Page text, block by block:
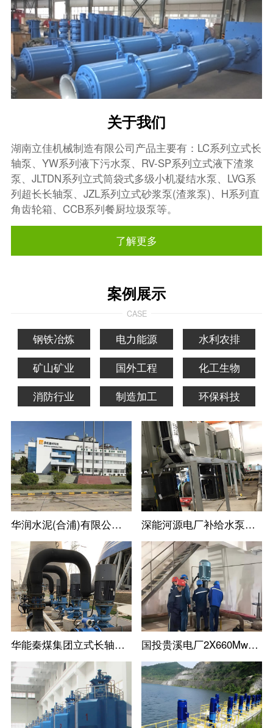
关于我们
湖南立佳机械制造有限公司产品主要有：LC系列立式长
轴泵、YW系列液下污水泵、RV-SP系列立式液下渣浆
泵、JLTDN系列立式筒袋式多级小机凝结水泵、LVG系
列超长长轴泵、JZL系列立式砂浆泵(渣浆泵)、H系列直
角齿轮箱、CCB系列餐厨垃圾泵等。
了解更多
案例展示
CASE
钢铁冶炼 电力能源
水利农排
矿山矿业
国外工程
化工生物
消防行业
制造加工 环保科技
华润水泥(合浦)有限公司尾库浮动式取水泵站立式长轴泵 深能河源电厂补给水泵立式长轴泵机组
华能秦煤集团立式长轴泵工业循环水泵机组 国投贵溪电厂2X660Mw火电机组立式长轴泵